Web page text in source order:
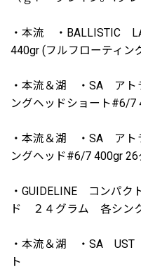
・本流 ・BALLISTIC
440gr (フルフローティン
・本流＆湖 ・SA アト
ングヘッドショート#6/7
・本流＆湖 ・SA アト
ングヘッド#6/7 400gr
・GUIDELINE コンパ
ド ２４グラム 各シン
・本流＆湖 ・SA UST
ト